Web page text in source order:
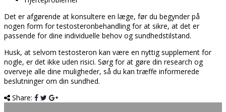
Det er afgørende at konsultere en læge, før du begynder på
nogen form for testosteronbehandling for at sikre, at det er
passende for dine individuelle behov og sundhedstilstand.
Husk, at selvom testosteron kan være en nyttig supplement for
nogle, er det ikke uden risici. Sørg for at gøre din research og
overveje alle dine muligheder, så du kan træffe informerede
beslutninger om din sundhed.
Share: